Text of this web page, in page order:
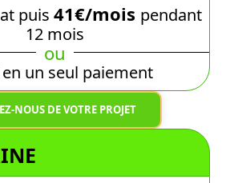
puis 41€/mois pendant
12 mois
ou
un seul paiement
NOUS DE VOTRE PROJET